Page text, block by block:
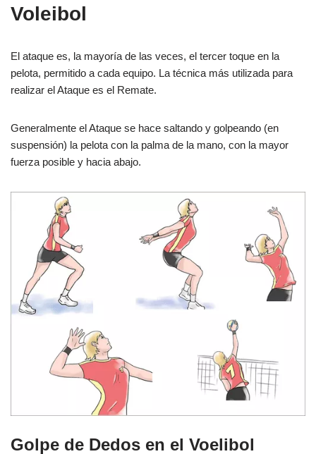
Voleibol
El ataque es, la mayoría de las veces, el tercer toque en la
pelota, permitido a cada equipo. La técnica más utilizada para
realizar el Ataque es el Remate.
Generalmente el Ataque se hace saltando y golpeando (en
suspensión) la pelota con la palma de la mano, con la mayor
fuerza posible y hacia abajo.
Golpe de Dedos en el Voelibol